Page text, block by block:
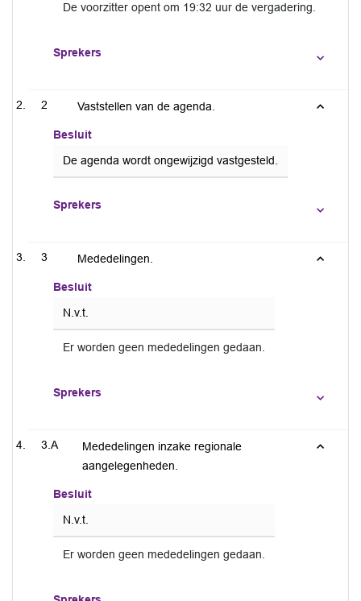
De voorzitter opent om 19:32 uur de vergadering.
Sprekers
2 Vaststellen van de agenda.
Besluit
De agenda wordt ongewijzigd vastgesteld.
Sprekers
3 Mededelingen.
Besluit
N.v.t.
Er worden geen mededelingen gedaan.
Sprekers
3.A
Mededelingen inzake regionale
aangelegenheden.
Besluit
N.v.t.
Er worden geen mededelingen gedaan.